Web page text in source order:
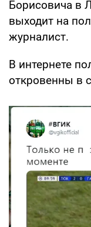
Борисовича в
выходит на
журналист.
В интернете
откровенны в